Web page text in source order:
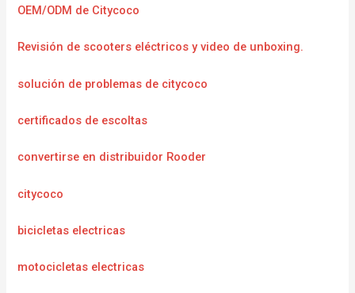
OEM/ODM de Citycoco
Revisión de scooters eléctricos y video de unboxing.
solución de problemas de citycoco
certificados de escoltas
convertirse en distribuidor Rooder
citycoco
bicicletas electricas
motocicletas electricas